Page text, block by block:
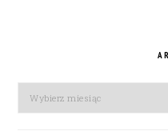
Archiwa